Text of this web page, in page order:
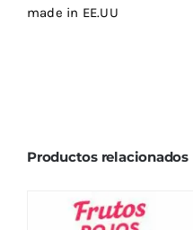
made in EE.UU
Productos relacionados